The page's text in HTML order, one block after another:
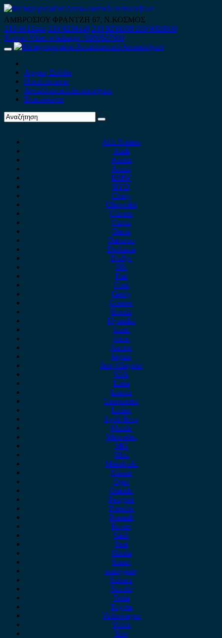
Skip
to
content
ΑΜΒΡΟΣΙΟΥ ΦΡΑΝΤΖΗ 67, Ν.ΚΟΣΜΟΣ
210 9012444 210 9239148 210 9238158 210 9026839
Κινητό-Viber-whatsapp : 6980507900
Primary
Αρχική Σελίδα
Ποιοί είμαστε
Ανταλλακτικά Αυτοκινήτων
Επικοινωνία
Alfa Romeo
Audi
Austin
Acura
BMW
BYD
Chery
Chevrolet
Citroen
Cupra
Dacia
Daewoo
Daihatsu
Dodge
DS
Fiat
Ford
Geely
Gonow
Honda
Hyundai
Isuzu
iveco
Jaecoo
Jaguar
Jeep Chrysler
KIA
Lada
Lancia
Leapmotor
Lexus
Lynk & co
Mazda
Mercedes
MG
Mini
Mitsubishi
Nissan
Opel
Omoda
Peugeot
Porsche
Renault
Rover
Saab
Seat
Skoda
Smart
ssangyong
Subaru
Suzuki
Tesla
Toyota
Volkswagen
Volvo
Xev